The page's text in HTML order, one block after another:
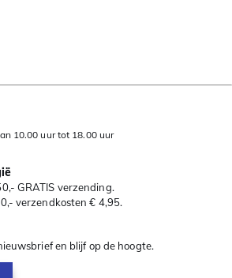
10.00 uur tot 18.00 uur
GRATIS verzending.
verzendkosten € 4,95.
en blijf op de hoogte.